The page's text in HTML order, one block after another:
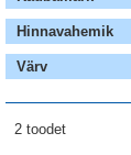
2 toodet
Hinnavahemik
Värv